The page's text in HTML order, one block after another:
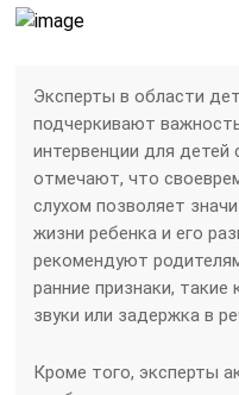
Эксперты в области
подчеркивают
интервенции для детей
отмечают, что
слухом позволяет
жизни ребенка и его
рекомендуют
ранние признаки, такие
звуки или задержка в
Кроме того, эксперты